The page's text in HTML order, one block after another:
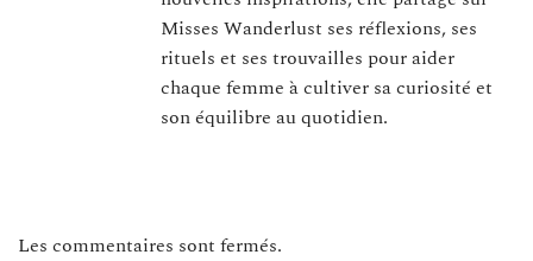
Misses Wanderlust ses réflexions, ses
rituels et ses trouvailles pour aider
chaque femme à cultiver sa curiosité et
son équilibre au quotidien.
Les commentaires sont fermés.